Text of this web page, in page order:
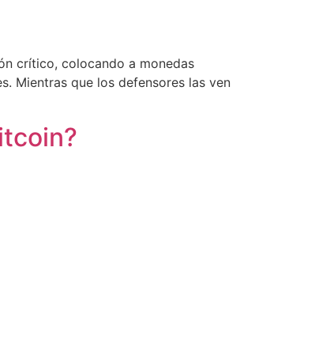
crítico, colocando a monedas
Mientras que los defensores las ven